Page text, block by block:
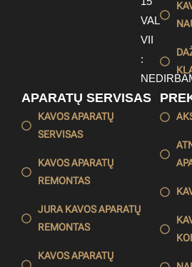
VAL
VII
:
APARATŲ SERVISAS
KAVOS APARATŲ
SERVISAS
KAVOS APARATŲ
REMONTAS
JURA KAVOS APARATŲ
REMONTAS
KAVOS APARATŲ